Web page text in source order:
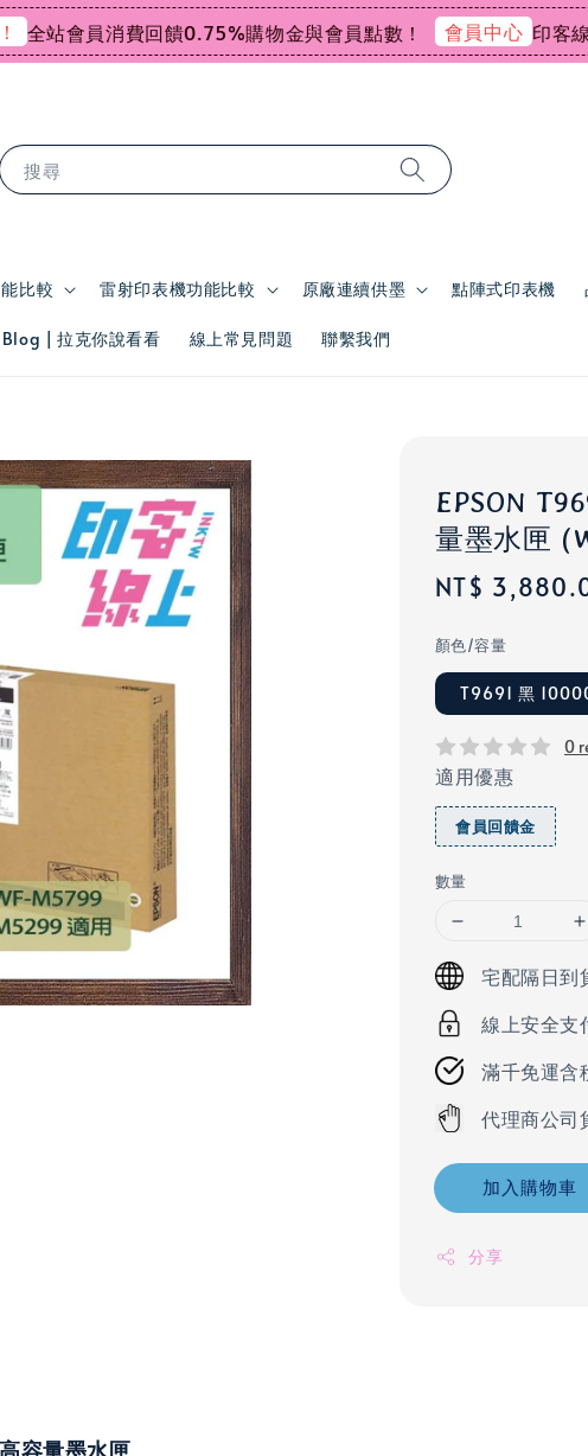
站會員消費回饋0.75%購物金與會員點數！ 會員中心 印客線上
搜尋
比較 雷射印表機功能比較 原廠連續供墨 點陣式印表機
Blog | 拉克你說看看 線上常見問題 聯繫我們
EPSON
量墨水匣
Regular
NT$
顏色/容量
T9691 黑
0
適用優惠
會員回饋金
數量
宅配隔日到
線上安全支
滿千免運含
代理商公司
加入購物車
分享
容量墨水匣